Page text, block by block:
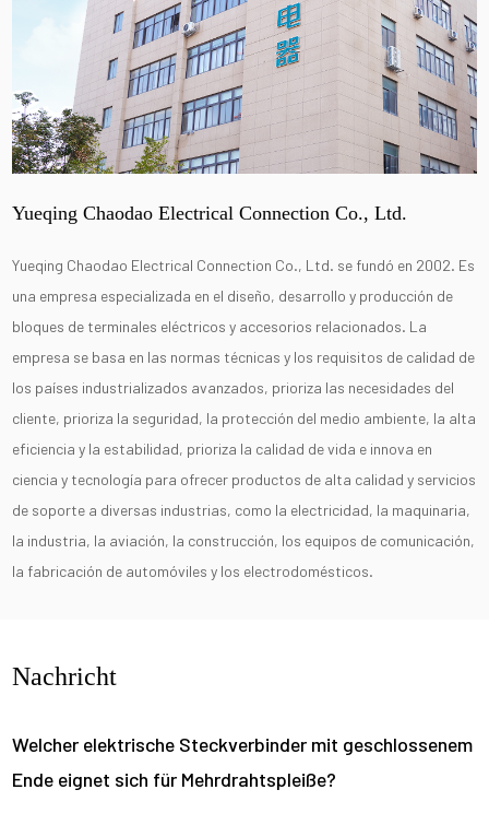
Yueqing Chaodao Electrical Connection Co., Ltd.
Yueqing Chaodao Electrical Connection Co., Ltd. se fundó en 2002. Es
una empresa especializada en el diseño, desarrollo y producción de
bloques de terminales eléctricos y accesorios relacionados. La
empresa se basa en las normas técnicas y los requisitos de calidad de
los países industrializados avanzados, prioriza las necesidades del
cliente, prioriza la seguridad, la protección del medio ambiente, la alta
eficiencia y la estabilidad, prioriza la calidad de vida e innova en
ciencia y tecnología para ofrecer productos de alta calidad y servicios
de soporte a diversas industrias, como la electricidad, la maquinaria,
la industria, la aviación, la construcción, los equipos de comunicación,
la fabricación de automóviles y los electrodomésticos.
Nachricht
Welcher elektrische Steckverbinder mit geschlossenem
Ende eignet sich für Mehrdrahtspleiße?